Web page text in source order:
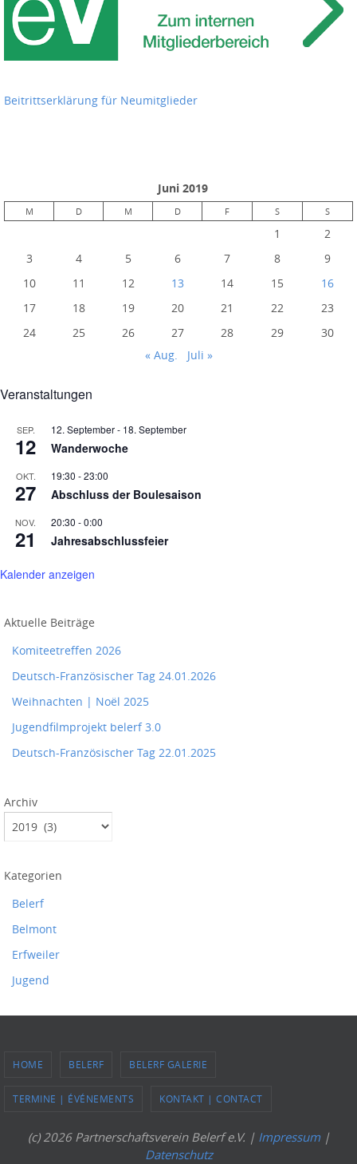
Beitrittserklärung für Neumitglieder
Juni 2019
M D M D F S S
1
2
3
4 5 6 7 8
9
10
11 12 13 14 15
16
17
18 19 20 21 22
23
24
25 26 27 28 29
30
« Aug.
Juli »
Veranstaltungen
SEP.
12
12. September- 18. September
Wanderwoche
OKT.
27
19:30 -23:00
Abschluss der Boulesaison
NOV.
21
20:30 -0:00
Jahresabschlussfeier
Kalender anzeigen
Aktuelle Beiträge
Komiteetreffen 2026
Deutsch-Französischer Tag 24.01.2026
Weihnachten | Noël 2025
Jugendfilmprojekt belerf 3.0
Deutsch-Französischer Tag 22.01.2025
Archiv
Kategorien
Belerf
Belmont
Erfweiler
Jugend
HOME BELERF BELERF GALERIE
TERMINE | ÉVÉNEMENTS KONTAKT | CONTACT
(c) 2026 Partnerschaftsverein Belerf e.V. | Impressum|
Datenschutz